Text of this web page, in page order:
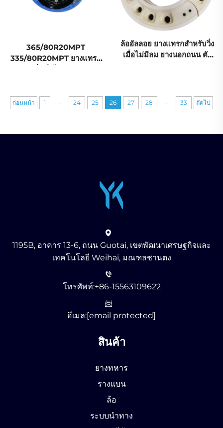
365/80R20MPT
335/80R20MPT ยางแทรก
ล้ออัลลอย ยางแทรกสำหรับวิ่ง
เมื่อไม่มีลม ยางนอกถนน ตัว
ก่อนหน้า 1 ... 24 25 26 27 28 ... 33 ถัดไป
1195B, อาคาร 13-6, ถนน Guotai, เขตพัฒนาเศรษฐกิจและ
เทคโนโลยี Weihai, มณฑลชานตง
โทรศัพท์:+86-15563109622
อีเมล:[email protected]
สินค้า
ยางทหาร
รางแบน
ล้อ
ระบบนำทาง